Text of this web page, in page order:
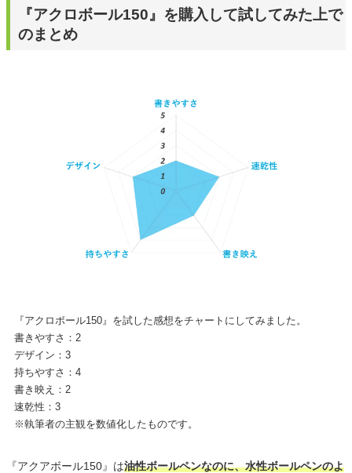
『アクロボール150』を購入して試してみた上で
のまとめ
『アクロボール150』を試した感想をチャートにしてみました。
書きやすさ：2
デザイン：3
持ちやすさ：4
書き映え：2
速乾性：3
※執筆者の主観を数値化したものです。
『アクアボール150』は油性ボールペンなのに、水性ボールペンのよ